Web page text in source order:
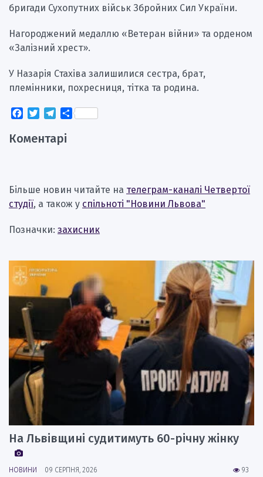
бригади Сухопутних військ Збройних Сил України.
Нагороджений медаллю «Ветеран війни» та орденом
«Залізний хрест».
У Назарія Стахіва залишилися сестра, брат,
племінники, похресниця, тітка та родина.
Facebook
TwitterTelegram
Поділитися
Коментарі
Більше новин читайте на телеграм-каналі Четвертої
студії, а також у спільноті "Новини Львова"
Позначки: захисник
На Львівщині судитимуть 60-річну жінку
93
НОВИНИ 09 СЕРПНЯ, 2026